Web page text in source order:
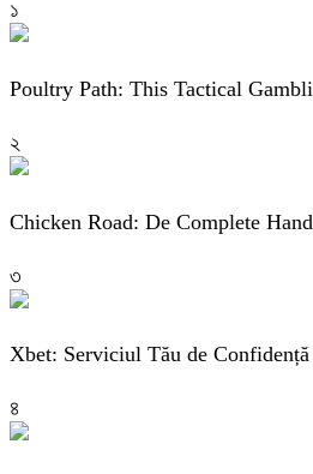
১
Poultry Path: This Tactical
২
Chicken Road: De Complete
৩
Xbet: Serviciul Tău de
৪